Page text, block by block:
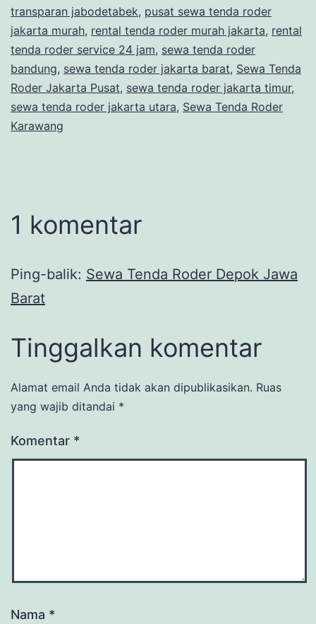
transparan jabodetabek, pusat sewa tenda roder
jakarta murah, rental tenda roder murah jakarta, rental
tenda roder service 24 jam, sewa tenda roder
bandung, sewa tenda roder jakarta barat, Sewa Tenda
Roder Jakarta Pusat, sewa tenda roder jakarta timur,
sewa tenda roder jakarta utara, Sewa Tenda Roder
Karawang
1 komentar
Ping-balik: Sewa Tenda Roder Depok Jawa
Barat
Tinggalkan komentar
Alamat email Anda tidak akan dipublikasikan. Ruas
yang wajib ditandai *
Komentar *
Nama *